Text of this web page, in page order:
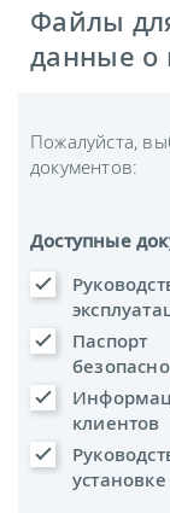
Файлы
данные о
Пожалуйста,
документов:
Доступные
Паспорт
клиентов
установке